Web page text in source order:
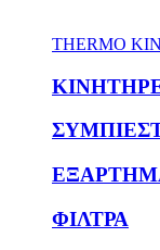
THERMO
ΦΙΛΤΡΑ